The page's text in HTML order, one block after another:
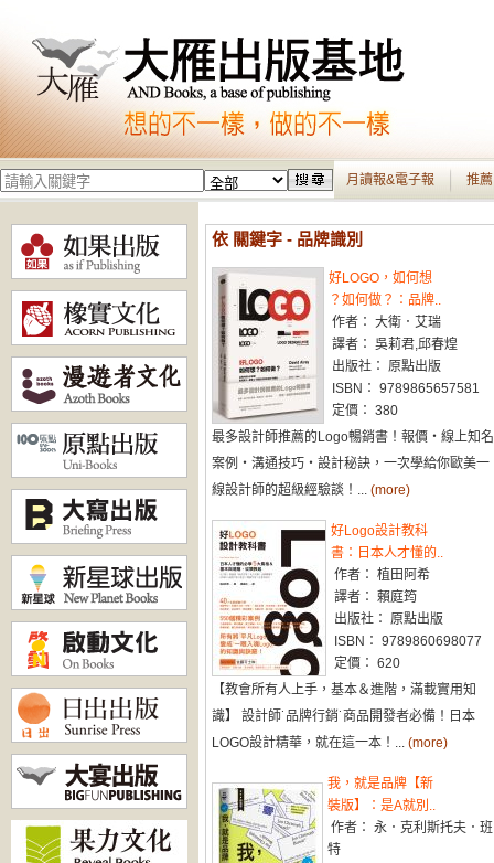
月讀報&電子報 推
依 關鍵字 - 品牌識別
好LOGO，如何想
？如何做？：品牌..
作者： 大衛．艾瑞
譯者： 吳莉君,邱春煌
出版社： 原點出版
ISBN： 9789865657581
定價： 380
最多設計師推薦的Logo暢銷書！報價‧線上知名
案例‧溝通技巧‧設計秘訣，一次學給你歐美一
線設計師的超級經驗談！... (more)
好Logo設計教科
書：日本人才懂的..
作者： 植田阿希
譯者： 賴庭筠
出版社： 原點出版
ISBN： 9789860698077
定價： 620
【教會所有人上手，基本＆進階，滿載實用知
識】 設計師˙品牌行銷˙商品開發者必備！日本
LOGO設計精華，就在這一本！... (more)
我，就是品牌【新
裝版】：是A就別..
作者： 永．克利斯托夫．班
特